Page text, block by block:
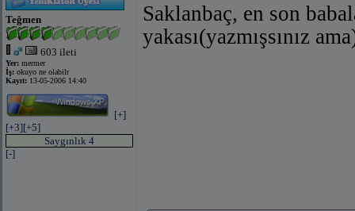
Teğmen
603 ileti
Yer: mermer
İş: okuyo ne olabilr
Kayıt: 13-05-2006 14:40
[+]
[+3][+5]
Saygınlık 4
[-]
Saklanbaç, en son
yakası(yazmışsınız